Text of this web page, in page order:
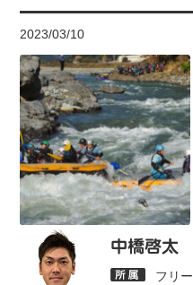
2023/03/10
中橋啓太
フリー